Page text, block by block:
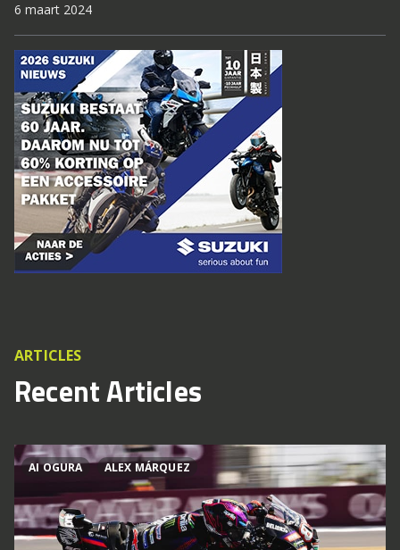
6 maart 2024
ARTICLES
Recent Articles
AI OGURA ALEX MÁRQUEZ